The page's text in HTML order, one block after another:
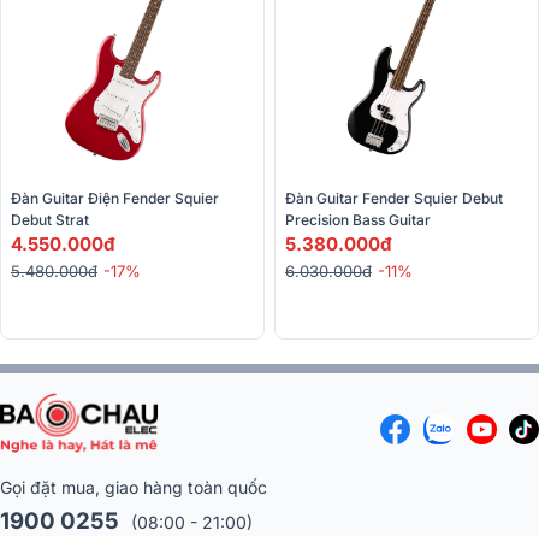
Đàn Guitar Điện Fender Squier
Debut Strat
4.550.000đ
5.480.000đ -17%
Đàn Guitar Fender Squier Debut
Precision Bass Guitar
5.380.000đ
6.030.000đ -11%
Gọi đặt mua, giao hàng toàn quốc
1900 0255
(08:00 - 21:00)